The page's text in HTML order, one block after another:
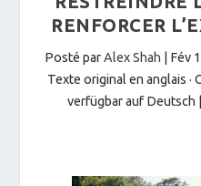
RENFORCER
Posté parAlex Shah Fév
Texte original en anglais ·
verfügbar auf Deutsch